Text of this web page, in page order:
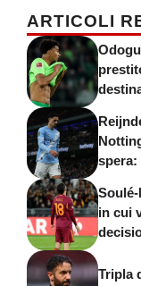
ARTICOLI
in cui
Tripla